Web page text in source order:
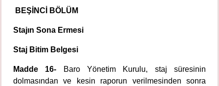
BEŞİNCİ BÖLÜM
Stajın Sona Ermesi
Staj Bitim Belgesi
Madde 16- Baro Yönetim Kurulu, staj süresinin
dolmasından ve kesin raporun verilmesinden sonra